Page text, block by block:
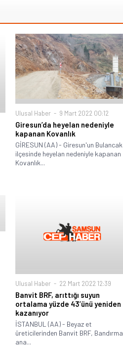
Ulusal Haber 9 Mart 2022 00:12
Giresun’da heyelan nedeniyle
kapanan Kovanlık
GİRESUN (AA) - Giresun'un Bulancak
ilçesinde heyelan nedeniyle kapanan
Kovanlık...
Ulusal Haber 22 Mart 2022 12:39
Banvit BRF, arıttığı suyun
ortalama yüzde 43’ünü yeniden
kazanıyor
İSTANBUL (AA) - Beyaz et
üreticilerinden Banvit BRF, Bandırma
ana...